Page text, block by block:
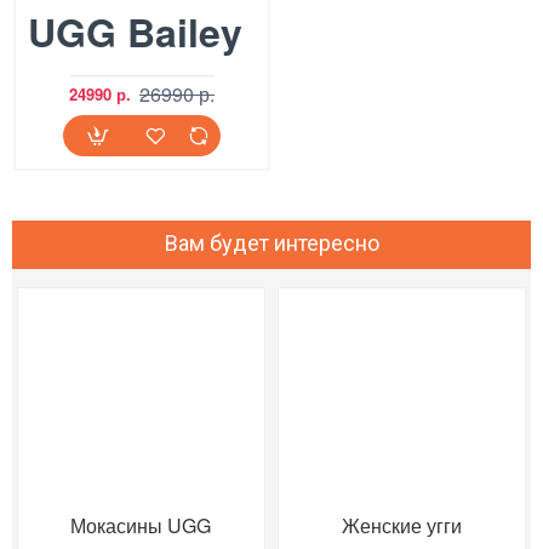
UGG Bailey Button Tomato
24990 р. 26990 р.
Вам будет интересно
Мокасины UGG Женские угги